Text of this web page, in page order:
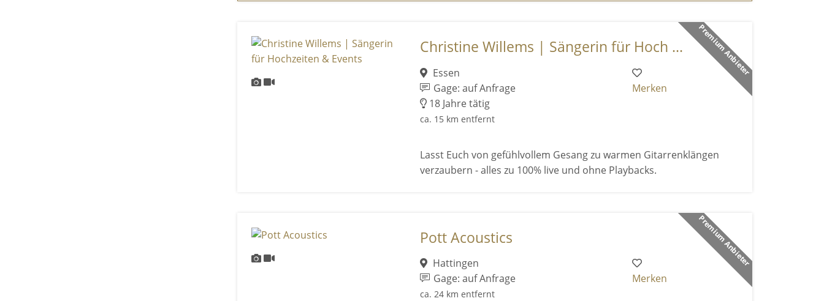
Premium Anbieter
Christine Willems | Sängerin für Hoch ...
Essen
Gage: auf Anfrage
18 Jahre tätig
ca. 15 km entfernt
Merken
Lasst Euch von gefühlvollem Gesang zu warmen Gitarrenklängen
verzaubern - alles zu 100% live und ohne Playbacks.
Premium Anbieter
Pott Acoustics
Hattingen
Gage: auf Anfrage
ca. 24 km entfernt
Merken